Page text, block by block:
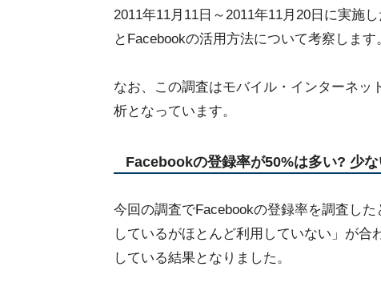
2011年11月11日～2011年11月20日に実施
とFacebookの活用方法について考察します
なお、この調査はモバイル・インターネッ
析となっています。
Facebookの登録率が50%は多い? 少
今回の調査でFacebookの登録率を調査し
しているがほとんど利用していない」が
している結果となりました。